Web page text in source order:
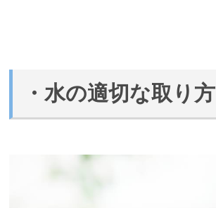
・水の適切な取り方